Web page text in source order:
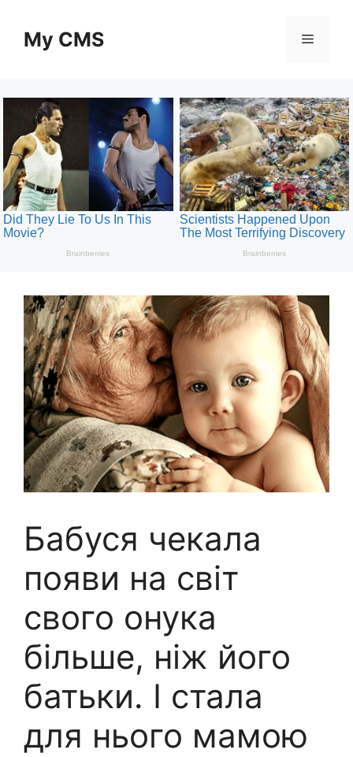
contentMy CMS Menu
Бабуся чекала
появи на світ
свого онука
більше, ніж його
батьки. І стала
для нього мамою